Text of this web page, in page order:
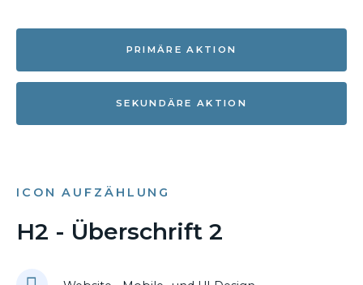
PRIMÄRE AKTION
SEKUNDÄRE AKTION
ICON AUFZÄHLUNG
H2 - Überschrift 2